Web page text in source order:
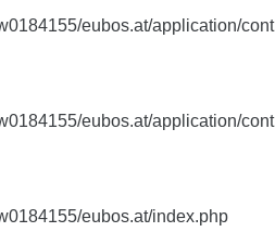
eubos.at/application/
eubos.at/application/
eubos.at/index.php
eubos.at/application/
eubos.at/application/
eubos.at/index.php